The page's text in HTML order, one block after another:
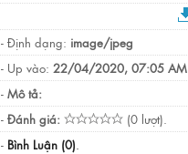
- Định dạng: image/jpeg
- Up vào: 22/04/2020, 07:05 AM
- Mô tả:
- Đánh giá:
(0 lượt).
- Bình Luận (0).